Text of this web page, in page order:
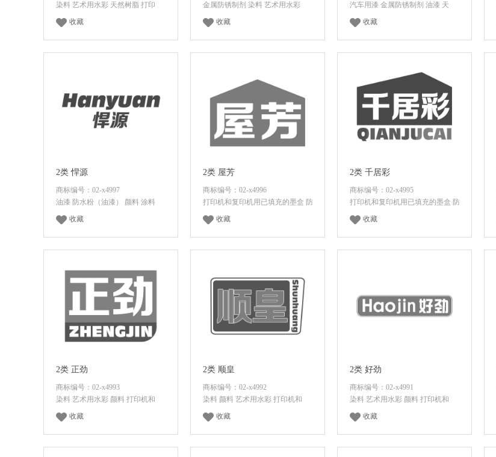
染料 艺术用水彩 天然树脂 打印
收藏
金属防锈制剂 染料 艺术用水彩
收藏
汽车用漆 金属防锈制剂 油漆 天
收藏
2类 悍源
商标编号：02-x4997
油漆 防水粉（油漆） 颜料 涂料
收藏
2类 屋芳
商标编号：02-x4996
打印机和复印机用已填充的墨盒 防
收藏
2类 千居彩
商标编号：02-x4995
打印机和复印机用已填充的墨盒 防
收藏
2类 正劲
商标编号：02-x4993
染料 艺术用水彩 颜料 打印机和
收藏
2类 顺皇
商标编号：02-x4992
染料 颜料 艺术用水彩 打印机和
收藏
2类 好劲
商标编号：02-x4991
染料 艺术用水彩 颜料 打印机和
收藏